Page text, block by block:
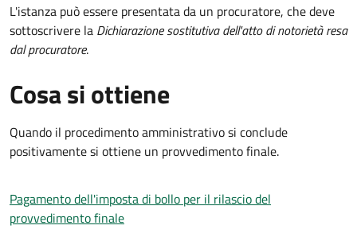
L'istanza può essere presentata da un procuratore, che deve
sottoscrivere la Dichiarazione sostitutiva dell'atto di notorietà resa
dal procuratore.
Cosa si ottiene
Quando il procedimento amministrativo si conclude
positivamente si ottiene un provvedimento finale.
Pagamento dell'imposta di bollo per il rilascio del
provvedimento finale